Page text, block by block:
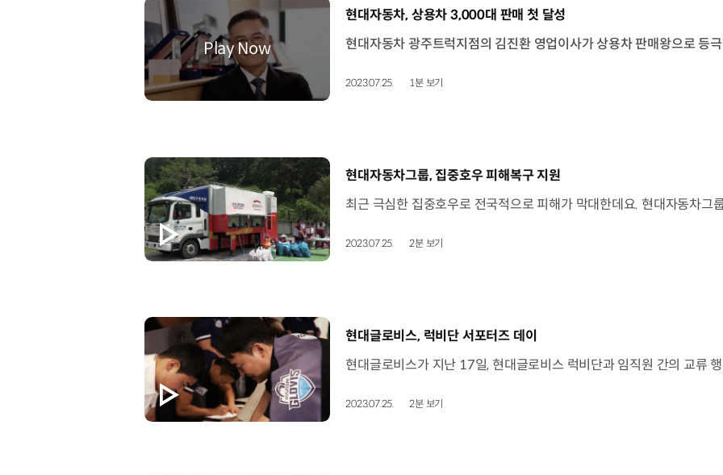
[동영상]
현대자동차, 상용차 3,000대 판매 첫 달성
2023.07.25. 1분 보기
[동영상]
현대자동차그룹, 집중호우 피해복구 지원
2023.07.25. 2분 보기
[동영상]
현대글로비스, 럭비단 서포터즈 데이
2023.07.25. 2분 보기